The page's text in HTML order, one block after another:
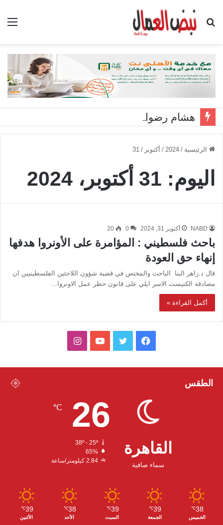
بحث
الرئيسية /
2024
/ أكتوبر /
31
اليوم: 31 أكتوبر، 2024
NABD أكتوبر 31, 2024 0
20
باحث فلسطيني : المؤامرة على الأونروا هدفها
إنهاء حق العودة
قال د.زاهر البنا الباحث والمختص في قضية شؤون اللاجئين الفلسطينيين ان
مصادقة الكنيست الاسر ايلي على قانون حظر عمل الاونروا…
أكمل القراءة »
ب
و
و
ب
ق
ا
الطقس
القاهرة
سماء صافية
26
℃
38º - 25º
65%
2.84 كيلومتر/ساعة
38
℃
الخميس
39
℃
الجمعة
39
℃
السبت
38
℃
الأحد
39
℃
الأثنين